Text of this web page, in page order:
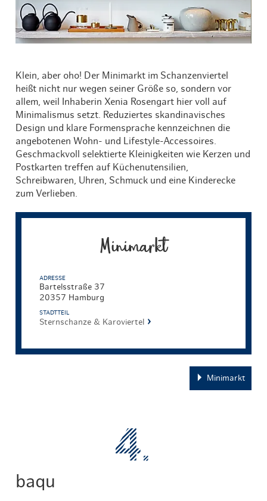
Klein, aber oho! Der Minimarkt im Schanzenviertel
heißt nicht nur wegen seiner Größe so, sondern vor
allem, weil Inhaberin Xenia Rosengart hier voll auf
Minimalismus setzt. Reduziertes skandinavisches
Design und klare Formensprache kennzeichnen die
angebotenen Wohn- und Lifestyle-Accessoires.
Geschmackvoll selektierte Kleinigkeiten wie Kerzen und
Postkarten treffen auf Küchenutensilien,
Schreibwaren, Uhren, Schmuck und eine Kinderecke
zum Verlieben.
Minimarkt
ADRESSE
Bartelsstraße 37
20357 Hamburg
STADTTEIL
Sternschanze & Karoviertel
Minimarkt
baqu